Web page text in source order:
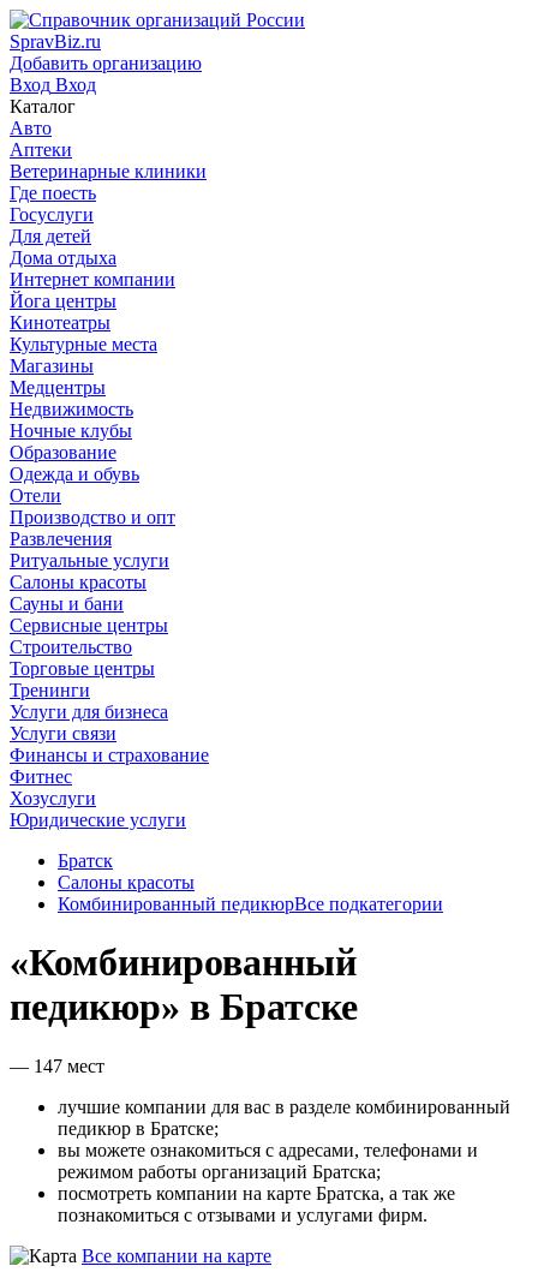
SpravBiz.ru
Добавить организацию
Вход Вход
Каталог
Авто
Аптеки
Ветеринарные клиники
Где поесть
Госуслуги
Для детей
Дома отдыха
Интернет компании
Йога центры
Кинотеатры
Культурные места
Магазины
Медцентры
Недвижимость
Ночные клубы
Образование
Одежда и обувь
Отели
Производство и опт
Развлечения
Ритуальные услуги
Салоны красоты
Сауны и бани
Сервисные центры
Строительство
Торговые центры
Тренинги
Услуги для бизнеса
Услуги связи
Финансы и страхование
Фитнес
Хозуслуги
Юридические услуги
Братск
Салоны красоты
Комбинированный педикюрВсе подкатегории
«Комбинированный
педикюр» в Братске
— 147 мест
лучшие компании для вас в разделе комбинированный
педикюр в Братске;
вы можете ознакомиться с адресами, телефонами и
режимом работы организаций Братска;
посмотреть компании на карте Братска, а так же
познакомиться с отзывами и услугами фирм.
Все компании на карте